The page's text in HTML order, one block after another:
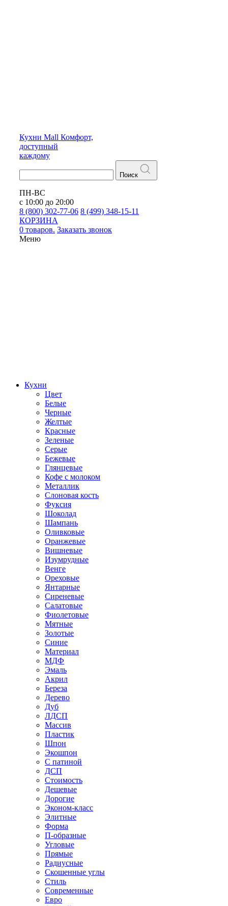
Кухни Mall Комфорт,
доступный
каждому
Поиск
ПН-ВС
с 10:00 до 20:00
8 (800) 302-77-06 8 (499) 348-15-11
КОРЗИНА
0 товаров. Заказать звонок
Меню
Кухни
Цвет
Белые
Черные
Желтые
Красные
Зеленые
Серые
Бежевые
Глянцевые
Кофе с молоком
Металлик
Слоновая кость
Фуксия
Шоколад
Шампань
Оливковые
Оранжевые
Вишневые
Изумрудные
Венге
Ореховые
Янтарные
Сиреневые
Салатовые
Фиолетовые
Мятные
Золотые
Синие
Материал
МДФ
Эмаль
Акрил
Береза
Дерево
Дуб
ЛДСП
Массив
Пластик
Шпон
Экошпон
С патиной
ДСП
Стоимость
Дешевые
Дорогие
Эконом-класс
Элитные
Форма
П-образные
Угловые
Прямые
Радиусные
Скошенные углы
Стиль
Современные
Евро